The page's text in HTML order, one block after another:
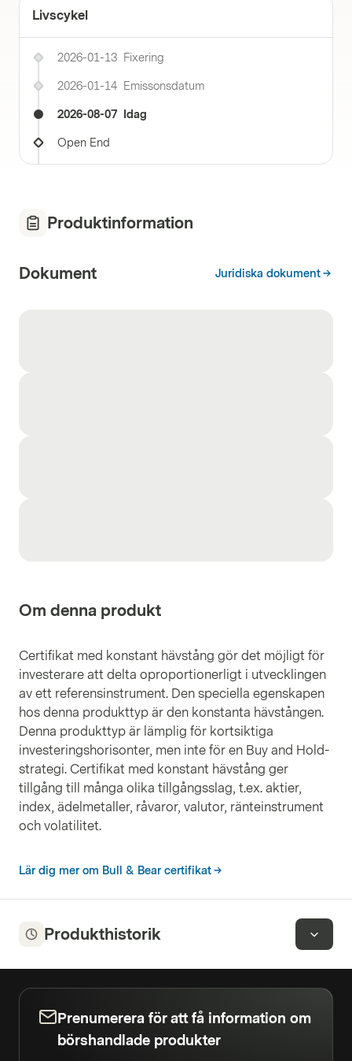
Livscykel
2026-01-13 Fixering
2026-01-14 Emissonsdatum
2026-08-07 Idag
Open End
Produktinformation
Dokument Juridiska dokument
Om denna produkt
Certifikat med konstant hävstång gör det möjligt för
investerare att delta oproportionerligt i utvecklingen
av ett referensinstrument. Den speciella egenskapen
hos denna produkttyp är den konstanta hävstången.
Denna produkttyp är lämplig för kortsiktiga
investeringshorisonter, men inte för en Buy and Hold-
strategi. Certifikat med konstant hävstång ger
tillgång till många olika tillgångsslag, t.ex. aktier,
index, ädelmetaller, råvaror, valutor, ränteinstrument
och volatilitet.
Lär dig mer om Bull & Bear certifikat
Produkthistorik
Prenumerera för att få information om
börshandlade produkter